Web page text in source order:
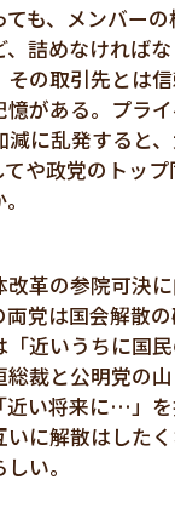
も、メンバー
詰めなければ
その取引先とは
がある。プラ
に乱発すると
や政党のトッ
革の参院可決
両党は国会解散
近いうちに国
裁と公明党の
近い将来に…」
いに解散はした
い。